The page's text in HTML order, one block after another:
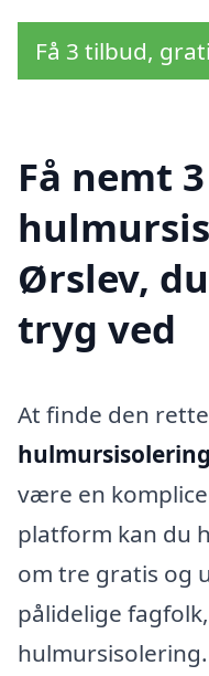
Få 3 tilbud,
Få nemt
Ørslev,
tryg ved
At finde den
være en
platform kan du
om tre gratis og
pålidelige